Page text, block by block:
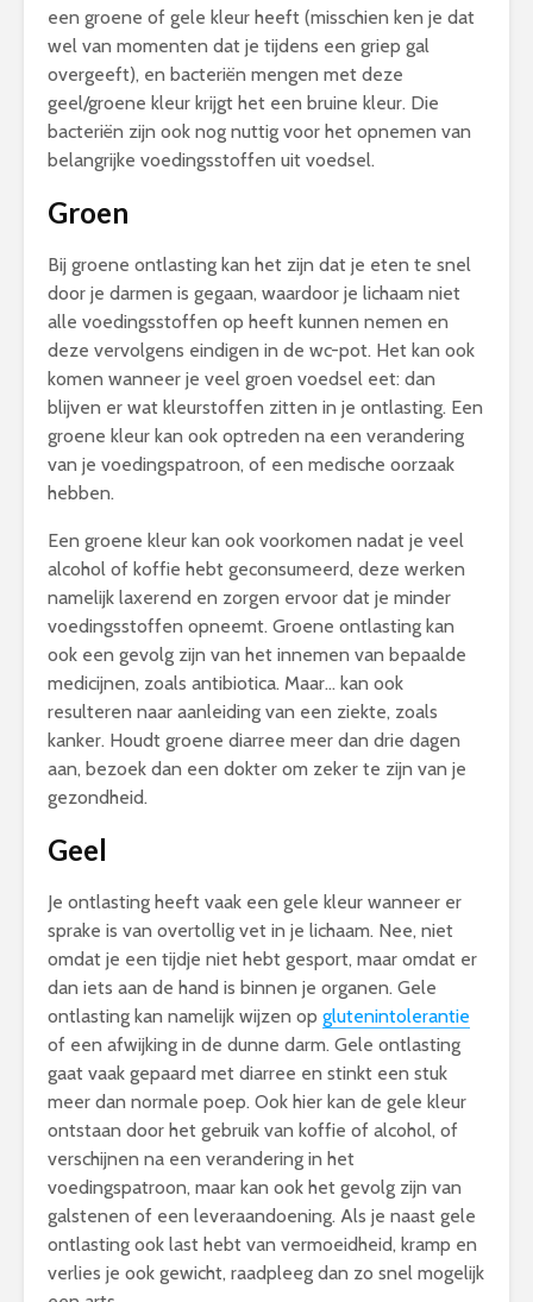
een groene of gele kleur heeft (misschien ken je dat
wel van momenten dat je tijdens een griep gal
overgeeft), en bacteriën mengen met deze
geel/groene kleur krijgt het een bruine kleur. Die
bacteriën zijn ook nog nuttig voor het opnemen van
belangrijke voedingsstoffen uit voedsel.
Groen
Bij groene ontlasting kan het zijn dat je eten te snel
door je darmen is gegaan, waardoor je lichaam niet
alle voedingsstoffen op heeft kunnen nemen en
deze vervolgens eindigen in de wc-pot. Het kan ook
komen wanneer je veel groen voedsel eet: dan
blijven er wat kleurstoffen zitten in je ontlasting. Een
groene kleur kan ook optreden na een verandering
van je voedingspatroon, of een medische oorzaak
hebben.
Een groene kleur kan ook voorkomen nadat je veel
alcohol of koffie hebt geconsumeerd, deze werken
namelijk laxerend en zorgen ervoor dat je minder
voedingsstoffen opneemt. Groene ontlasting kan
ook een gevolg zijn van het innemen van bepaalde
medicijnen, zoals antibiotica. Maar… kan ook
resulteren naar aanleiding van een ziekte, zoals
kanker. Houdt groene diarree meer dan drie dagen
aan, bezoek dan een dokter om zeker te zijn van je
gezondheid.
Geel
Je ontlasting heeft vaak een gele kleur wanneer er
sprake is van overtollig vet in je lichaam. Nee, niet
omdat je een tijdje niet hebt gesport, maar omdat er
dan iets aan de hand is binnen je organen. Gele
ontlasting kan namelijk wijzen op glutenintolerantie
of een afwijking in de dunne darm. Gele ontlasting
gaat vaak gepaard met diarree en stinkt een stuk
meer dan normale poep. Ook hier kan de gele kleur
ontstaan door het gebruik van koffie of alcohol, of
verschijnen na een verandering in het
voedingspatroon, maar kan ook het gevolg zijn van
galstenen of een leveraandoening. Als je naast gele
ontlasting ook last hebt van vermoeidheid, kramp en
verlies je ook gewicht, raadpleeg dan zo snel mogelijk